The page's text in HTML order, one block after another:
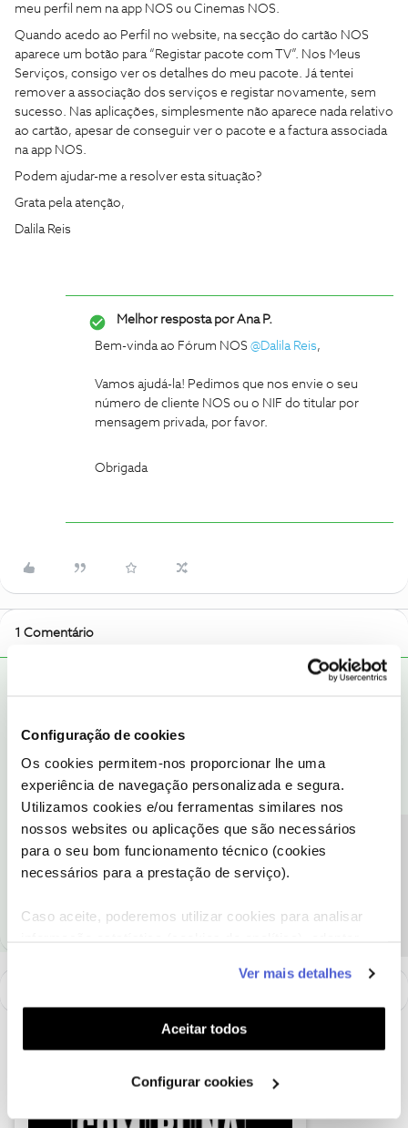
Configuração de cookies
Os cookies permitem-nos proporcionar lhe uma
experiência de navegação personalizada e segura.
Utilizamos cookies e/ou ferramentas similares nos
nossos websites ou aplicações que são necessários
para o seu bom funcionamento técnico (cookies
necessários para a prestação de serviço).
Caso aceite, poderemos utilizar cookies para analisar
funcionalidades (cookies de personalização e
funcionalidade) e adaptar anúncios aos seus interesses
(cookies de publicidade personalizada). Pode gerir a
utilização dos cookies clicando em "Configurar
Ver mais detalhes
Aceitar todos
Configurar cookies
meu perfil nem na app NOS ou Cinemas NOS.
Quando acedo ao Perfil no website, na secção do cartão NOS
aparece um botão para “Registar pacote com TV”. Nos Meus
Serviços, consigo ver os detalhes do meu pacote. Já tentei
remover a associação dos serviços e registar novamente, sem
sucesso. Nas aplicações, simplesmente não aparece nada relativo
ao cartão, apesar de conseguir ver o pacote e a factura associada
na app NOS.
Podem ajudar-me a resolver esta situação?
Grata pela atenção,
Dalila Reis
Melhor resposta porAna P.
Bem-vinda ao Fórum NOS @Dalila Reis,
Vamos ajudá-la! Pedimos que nos envie o seu
número de cliente NOS ou o NIF do titular por
mensagem privada, por favor.
Obrigada
1 Comentário
Forum|Forum|6 years ago
NOS ou o NIF do titular por mensagem privada, por favor.
Ajude a comunidade a encontrar informação relevante. Marque